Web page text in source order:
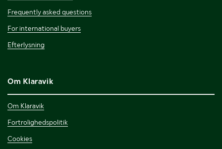
Frequently asked questions
For international buyers
Efterlysning
Om Klaravik
Om Klaravik
Fortrolighedspolitik
Cookies